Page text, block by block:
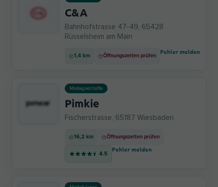
C&A
Bahnhofstrasse 47-49, 65428
Rüsselsheim am Main
1,4 km Öffnungszeiten prüfen
Fehler melden
Modegeschäfte
Pimkie
Fischerstrasse, 65187 Wiesbaden
16,2 km Öffnungszeiten prüfen
4.5
Fehler melden